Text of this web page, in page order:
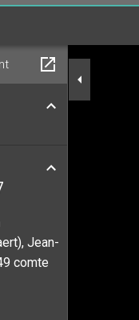
Jean-
comte